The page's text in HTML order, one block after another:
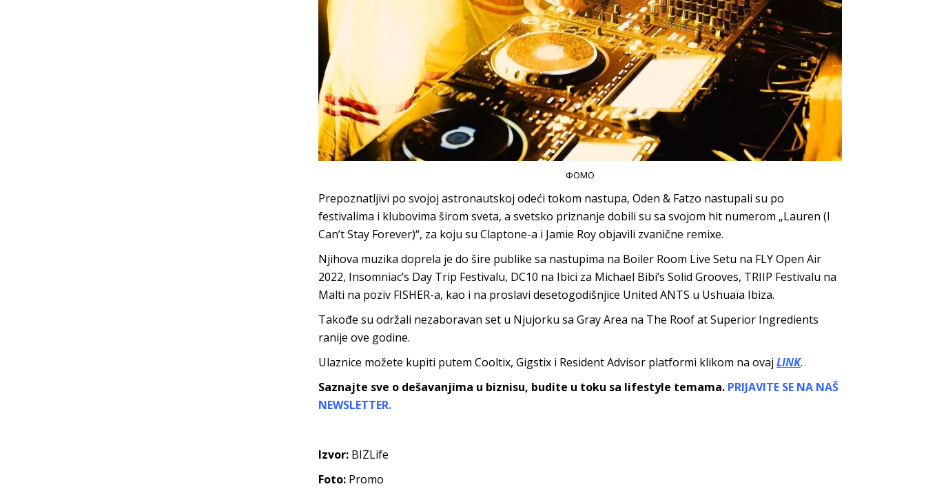
ФОМО
Prepoznatljivi po svojoj astronautskoj odeći tokom nastupa, Oden & Fatzo nastupali su po
festivalima i klubovima širom sveta, a svetsko priznanje dobili su sa svojom hit numerom „Lauren (I
Can’t Stay Forever)“, za koju su Claptone-a i Jamie Roy objavili zvanične remixe.
Njihova muzika doprela je do šire publike sa nastupima na Boiler Room Live Setu na FLY Open Air
2022, Insomniac’s Day Trip Festivalu, DC10 na Ibici za Michael Bibi’s Solid Grooves, TRIIP Festivalu na
Malti na poziv FISHER-a, kao i na proslavi desetogodišnjice United ANTS u Ushuaïa Ibiza.
Takođe su održali nezaboravan set u Njujorku sa Gray Area na The Roof at Superior Ingredients
ranije ove godine.
Ulaznice možete kupiti putem Cooltix, Gigstix i Resident Advisor platformi klikom na ovaj LINK.
Saznajte sve o dešavanjima u biznisu, budite u toku sa lifestyle temama. PRIJAVITE SE NA NAŠ
NEWSLETTER.
Izvor: BIZLife
Foto: Promo